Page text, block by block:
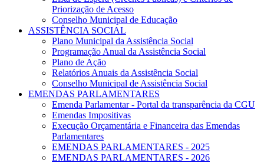
Priorização de Acesso
Conselho Municipal de Educação
ASSISTÊNCIA SOCIAL
Plano Municipal da Assistência Social
Programação Anual da Assistência Social
Plano de Ação
Relatórios Anuais da Assistência Social
Conselho Municipal de Assistência Social
EMENDAS PARLAMENTARES
Emenda Parlamentar - Portal da transparência da CGU
Emendas Impositivas
Execução Orçamentária e Financeira das Emendas
Parlamentares
EMENDAS PARLAMENTARES - 2025
EMENDAS PARLAMENTARES - 2026